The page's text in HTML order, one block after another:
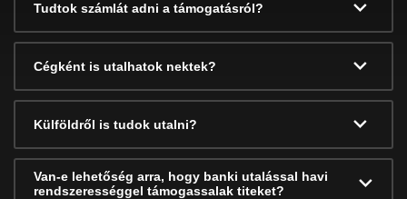
Tudtok számlát adni a támogatásról?
Cégként is utalhatok nektek?
Külföldről is tudok utalni?
Van-e lehetőség arra, hogy banki utalással havi
rendszerességgel támogassalak titeket?